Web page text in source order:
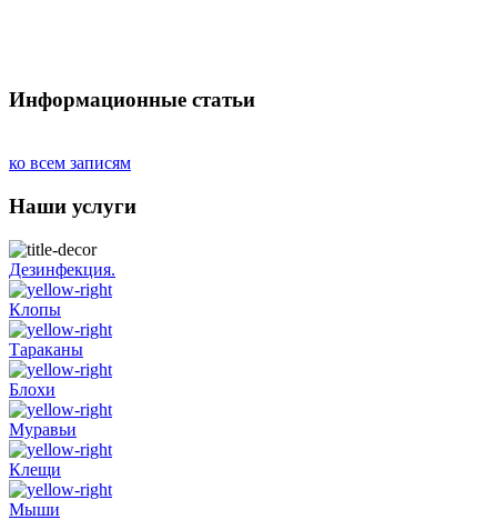
Информационные статьи
ко всем записям
Наши услуги
Дезинфекция.
Клопы
Тараканы
Блохи
Муравьи
Клещи
Мыши